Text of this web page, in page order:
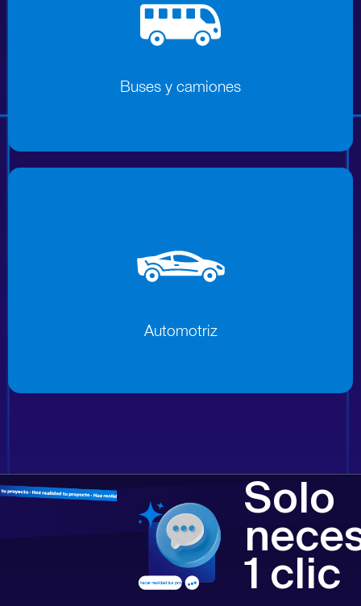
Buses y camiones
Buses y camiones
Automotriz
Automotriz
Solo
1 clic